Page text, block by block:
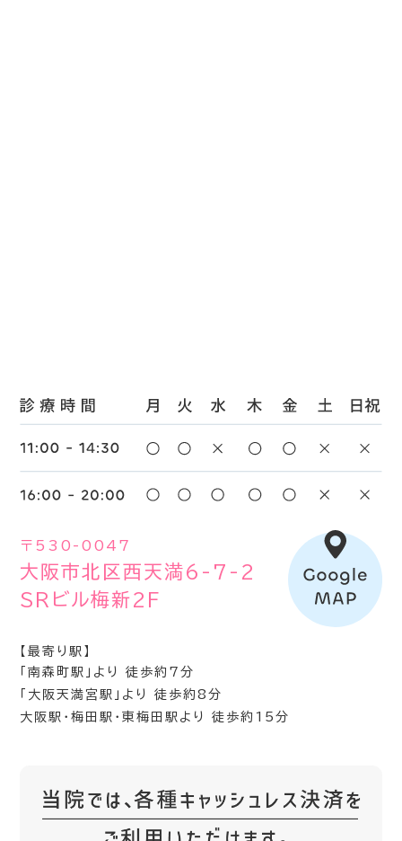
〒530-0047
大阪市北区西天満6-7-2
SRビル梅新2F
【最寄り駅】
「南森町駅」より 徒歩約7分
「大阪天満宮駅」より 徒歩約8分
大阪駅・梅田駅・東梅田駅より 徒歩約15分